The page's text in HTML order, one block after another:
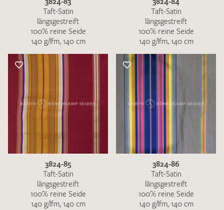
Taft-Satin
längsgestreift
100% reine Seide
140 g/lfm, 140 cm
Taft-Satin
längsgestreift
100% reine Seide
140 g/lfm, 140 cm
3824-85
Taft-Satin
längsgestreift
100% reine Seide
140 g/lfm, 140 cm
3824-86
Taft-Satin
längsgestreift
100% reine Seide
140 g/lfm, 140 cm